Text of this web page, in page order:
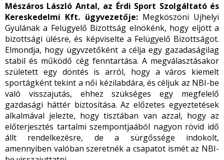
Mészáros László Antal, az Érdi Sport Szolgáltató és
Kereskedelmi Kft. ügyvezetője: Megköszöni Ujhelyi
Gyulának a Felügyelő Bizottság elnökénk, hogy eljött a
bizottsági ülésre, és képviselte a Felügyelő Bizottságot.
Elmondja, hogy ügyvzetőként a célja egy gazadaságilag
stabil és működő cég fenntartása. A megválasztásakor
született egy döntés is arról, hogy a város kiemelt
sportágként tekint a női kézilabdára, és céljuk az NBI-be
való visszajutás, ehhez szükséges egy megfelelő
gazdasági háttér biztosítása. Az előzetes egyeztetések
alkalmával jelezte, hogy tisztában van azzal, hogy az
előterjesztés tartalmi szempontjaából nagyon rövid idő
állt rendelkezésre, de a sürgőssége indokolt,
amennyiben valóban szeretnék a csapatot ismét az NBI-